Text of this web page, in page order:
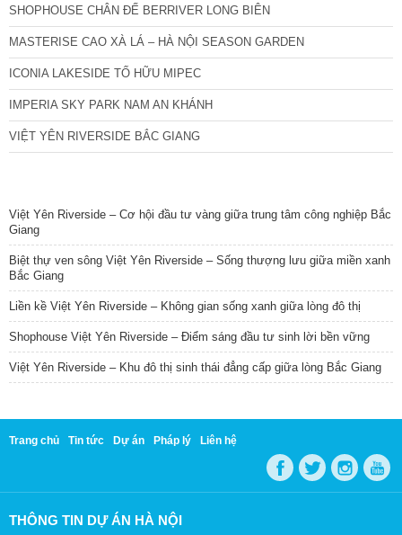
SHOPHOUSE CHÂN ĐẾ BERRIVER LONG BIÊN
MASTERISE CAO XÀ LÁ – HÀ NỘI SEASON GARDEN
ICONIA LAKESIDE TỐ HỮU MIPEC
IMPERIA SKY PARK NAM AN KHÁNH
VIỆT YÊN RIVERSIDE BẮC GIANG
Việt Yên Riverside – Cơ hội đầu tư vàng giữa trung tâm công nghiệp Bắc
Giang
Biệt thự ven sông Việt Yên Riverside – Sống thượng lưu giữa miền xanh
Bắc Giang
Liền kề Việt Yên Riverside – Không gian sống xanh giữa lòng đô thị
Shophouse Việt Yên Riverside – Điểm sáng đầu tư sinh lời bền vững
Việt Yên Riverside – Khu đô thị sinh thái đẳng cấp giữa lòng Bắc Giang
Trang chủ Tin tức Dự án Pháp lý Liên hệ
THÔNG TIN DỰ ÁN HÀ NỘI